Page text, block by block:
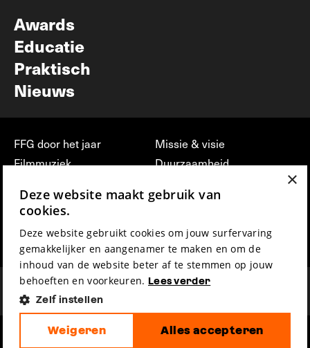
Awards
Educatie
Praktisch
Nieuws
FFG door het jaar
Filmmuziek
Press & Industry
Film Fest Friends
Missie & visie
Duurzaamheid
vrijwilligerswerk bij FFG
Privacy & Disclaimer
×
Deze website maakt gebruik van
cookies.
Deze website gebruikt cookies om jouw surfervaring
gemakkelijker en aangenamer te maken en om de
inhoud van de website beter af te stemmen op jouw
behoeften en voorkeuren. Lees verder
Zelf instellen
Alles accepteren
Weigeren